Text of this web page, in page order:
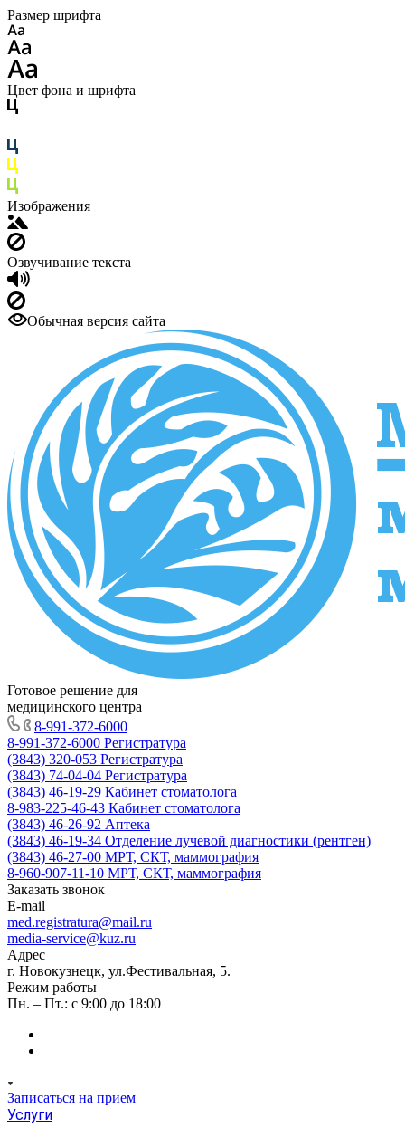
Размер шрифта
Цвет фона и шрифта
Изображения
Озвучивание текста
Обычная версия сайта
Готовое решение для
медицинского центра
8-991-372-6000
8-991-372-6000 Регистратура
(3843) 320-053 Регистратура
(3843) 74-04-04 Регистратура
(3843) 46-19-29 Кабинет стоматолога
8-983-225-46-43 Кабинет стоматолога
(3843) 46-26-92 Аптека
(3843) 46-19-34 Отделение лучевой диагностики (рентген)
(3843) 46-27-00 МРТ, СКТ, маммография
8-960-907-11-10 МРТ, СКТ, маммография
Заказать звонок
E-mail
med.registratura@mail.ru
media-service@kuz.ru
Адрес
г. Новокузнецк, ул.Фестивальная, 5.
Режим работы
Пн. – Пт.: с 9:00 до 18:00
Записаться на прием
Услуги